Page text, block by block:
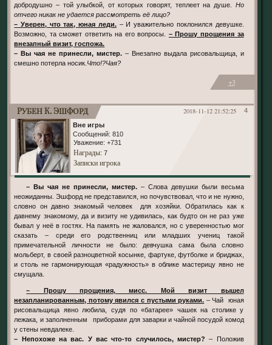
добродушно – той улыбкой, от которых говорят, теплеет на душе. Но
отчего никак не удается рассмотреть её лицо?
– Уверен, что так, юная леди. – И уважительно поклонился девушке.
Возможно, та сможет ответить на его вопросы. – Прошу прощения за
внезапный визит, госпожа.
– Вы чая не принесли, мистер. – Внезапно выдала рисовальщица, и
смешно потерла носик. Что!?Чая?
+3
4
2018-11-12 21:52:25
Рубен К. Эшфорд
Вне игры
Сообщений: 810
Уважение: +731
Награды: 7
Записки игрока
– Вы чая не принесли, мистер.– Слова девушки были весьма
неожиданны. Эшфорд не представился, но почувствовал, что и не нужно,
словно он давно знакомый человек для хозяйки. Обратилась как к
давнему знакомому, да и визиту не удивилась, как будто он не раз уже
бывал у неё в гостях. На память не жаловался, но с уверенностью мог
сказать – среди его родственниц или младших учениц такой
примечательной личности не было: девчушка сама была словно
мольберт, в своей разноцветной косынке, фартуке, футболке и бриджах,
и столь не гармонирующая «радужность» в облике мастерицу явно не
смущала.
– Прошу прощения, мисс. Мой визит вышел
незапланированным, потому явился с пустыми руками. – Чай юная
рисовальщица явно любила, судя по «батарее» чашек на столике у
лежака, и заполненным приборами для заварки и чайной посудой комод
у стены невдалеке.
– Непохоже на вас. У вас что-то случилось, мистер? – Положив